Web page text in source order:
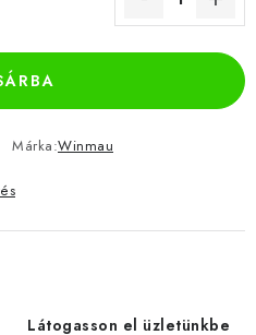
Márka:Winmau
Látogasson el üzletünkbe